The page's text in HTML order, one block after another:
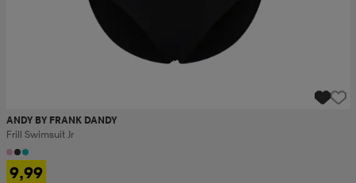
ANDY BY FRANK DANDY
Frill Swimsuit Jr
9,99